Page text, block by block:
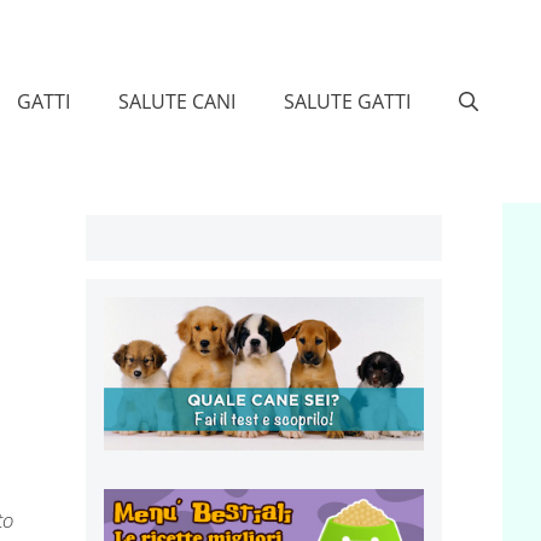
GATTI SALUTE CANI SALUTE GATTI